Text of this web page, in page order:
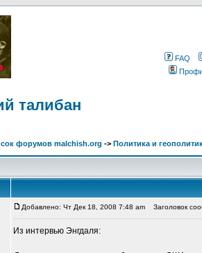
FAQ
талибан
форумов malchish.org -> Политика и
Добавлено: Чт Дек 18, 2008 7:48 am Заголовок
Из интервью Энгдаля: